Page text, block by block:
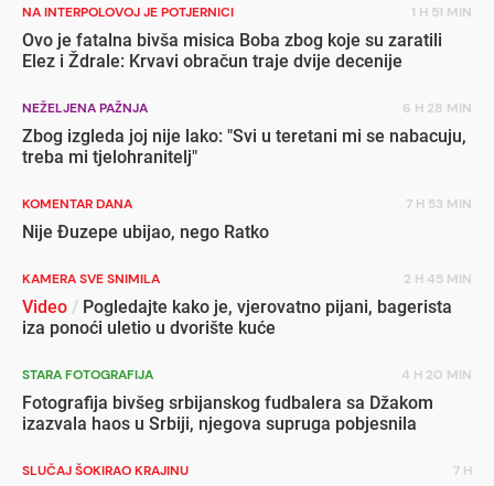
NA INTERPOLOVOJ JE POTJERNICI 1 H 51 MIN
Ovo je fatalna bivša misica Boba zbog koje su zaratili
Elez i Ždrale: Krvavi obračun traje dvije decenije
NEŽELJENA PAŽNJA 6 H 28 MIN
Zbog izgleda joj nije lako: "Svi u teretani mi se nabacuju,
treba mi tjelohranitelj"
KOMENTAR DANA 7 H 53 MIN
Nije Đuzepe ubijao, nego Ratko
KAMERA SVE SNIMILA 2 H 45 MIN
Video / Pogledajte kako je, vjerovatno pijani, bagerista
iza ponoći uletio u dvorište kuće
STARA FOTOGRAFIJA 4 H 20 MIN
Fotografija bivšeg srbijanskog fudbalera sa Džakom
izazvala haos u Srbiji, njegova supruga pobjesnila
SLUČAJ ŠOKIRAO KRAJINU 7 H